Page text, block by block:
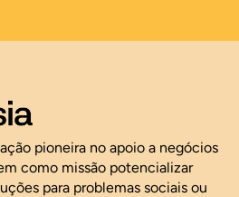
pioneira no apoio a negócios
como missão potencializar
para problemas sociais ou